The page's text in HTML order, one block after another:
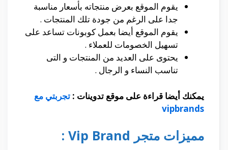
يقوم الموقع بعرض منتجاته بأسعار مناسبة
جدا على الرغم من جودة تلك المنتجات .
يقوم الموقع أيضا بعمل كوبونات تساعد على
تسهيل الخصومات للعملاء .
يحتوى على العديد من المنتجات و التى
تناسب النساء و الرجال .
يمكنك أيضا قراءة على موقع تدوينات : تجربتي مع
vipbrands
مميزات متجر Vip Brand :